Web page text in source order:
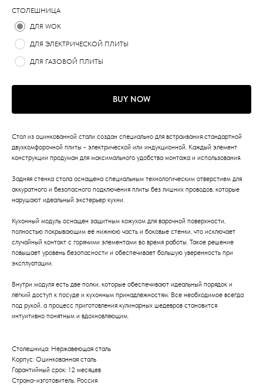
СТОЛЕШНИЦА
ДЛЯ WOK
ДЛЯ ЭЛЕКТРИЧЕСКОЙ ПЛИТЫ
ДЛЯ ГАЗОВОЙ ПЛИТЫ
BUY NOW
Стол из оцинкованной стали создан специально для встраивания стандартной
двухкомфорочной плиты - электрической или индукционной. Каждый элемент
конструкции продуман для максимального удобства монтажа и использования.
Задняя стенка стола оснащена специальным технологическим отверстием для
аккуратного и безопасного подключения плиты без лишних проводов, которые
нарушают идеальный экстерьер кухни.
Кухонный модуль оснащен защитным кожухом для варочной поверхности,
полностью покрывающим её нижнюю часть и боковые стенки, что исключает
случайный контакт с горячими элементами во время работы. Такое решение
повышает уровень безопасности и обеспечивает большую уверенность при
эксплуатации.
Внутри модуля есть две полки, которые обеспечивают идеальный порядок и
лёгкий доступ к посуде и кухонным принадлежностям. Все необходимое всегда
под рукой, а процесс приготовления кулинарных шедевров становится
интуитивно понятным и вдохновляющим.
Столешница: Нержавеющая сталь
Корпус: Оцинкованная сталь
Гарантийный срок: 12 месяцев
Страна-изготовитель: Россия